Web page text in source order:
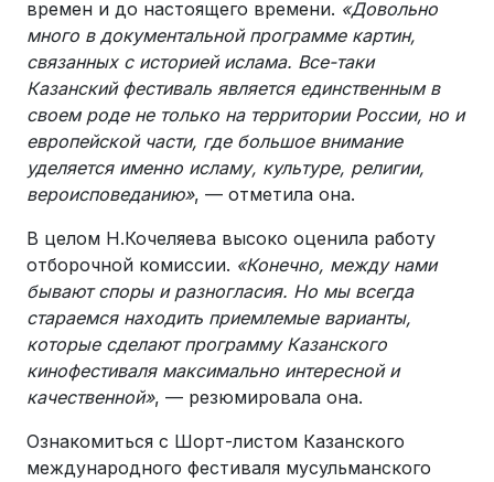
времен и до настоящего времени. «Довольно
много в документальной программе картин,
связанных с историей ислама. Все-таки
Казанский фестиваль является единственным в
своем роде не только на территории России, но и
европейской части, где большое внимание
уделяется именно исламу, культуре, религии,
вероисповеданию», — отметила она.
В целом Н.Кочеляева высоко оценила работу
отборочной комиссии. «Конечно, между нами
бывают споры и разногласия. Но мы всегда
стараемся находить приемлемые варианты,
которые сделают программу Казанского
кинофестиваля максимально интересной и
качественной», — резюмировала она.
Ознакомиться с Шорт-листом Казанского
международного фестиваля мусульманского